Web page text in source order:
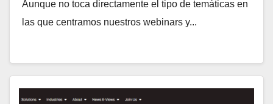
Aunque no toca directamente el tipo de temáticas en
las que centramos nuestros webinars y...